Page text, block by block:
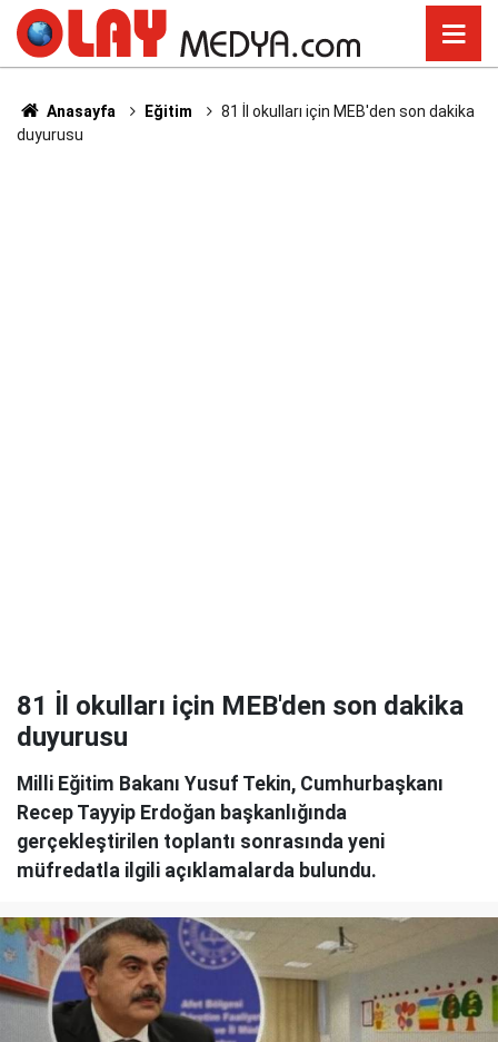
Anasayfa Eğitim
81 İl okulları için MEB'den son dakika
duyurusu
81 İl okulları için MEB'den son dakika
duyurusu
Milli Eğitim Bakanı Yusuf Tekin, Cumhurbaşkanı
Recep Tayyip Erdoğan başkanlığında
gerçekleştirilen toplantı sonrasında yeni
müfredatla ilgili açıklamalarda bulundu.